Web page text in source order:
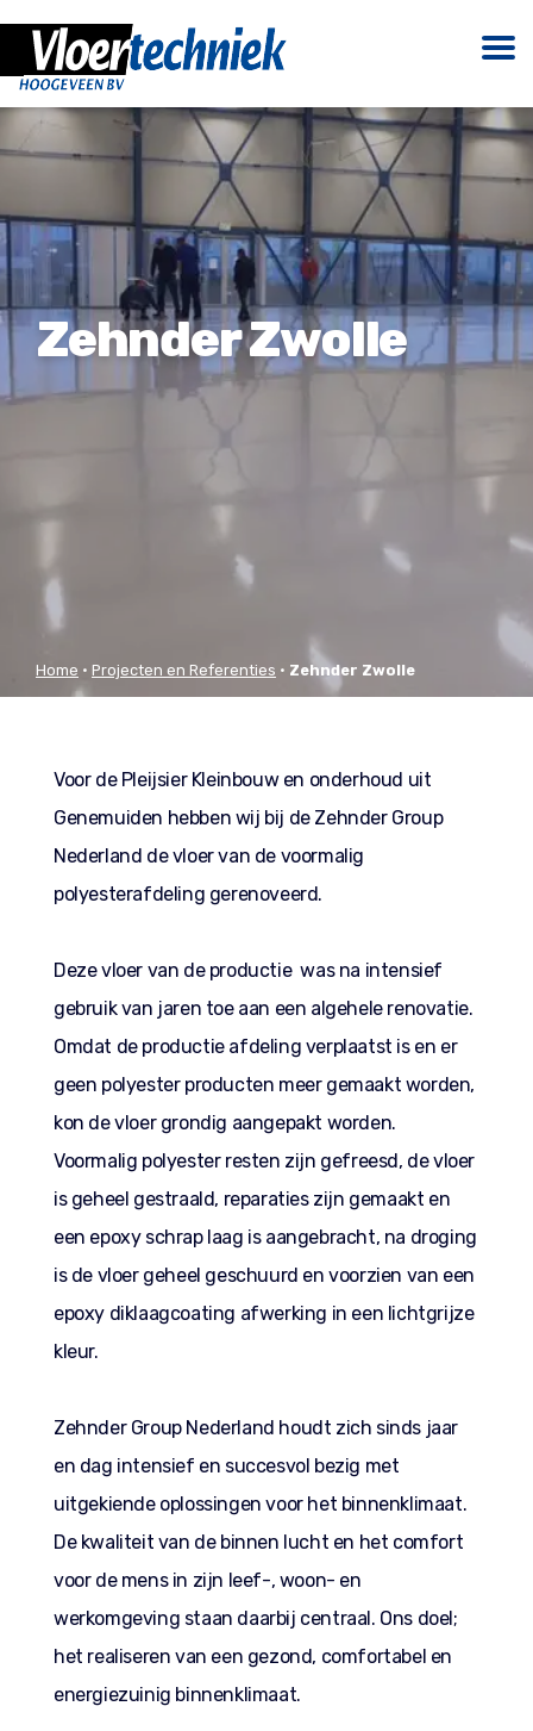
Zehnder Zwolle
Home • Projecten en Referenties • Zehnder Zwolle
Voor de Pleijsier Kleinbouw en onderhoud uit
Genemuiden hebben wij bij de Zehnder Group
Nederland de vloer van de voormalig
polyesterafdeling gerenoveerd.
Deze vloer van de productie was na intensief
gebruik van jaren toe aan een algehele renovatie.
Omdat de productie afdeling verplaatst is en er
geen polyester producten meer gemaakt worden,
kon de vloer grondig aangepakt worden.
Voormalig polyester resten zijn gefreesd, de vloer
is geheel gestraald, reparaties zijn gemaakt en
een epoxy schrap laag is aangebracht, na droging
is de vloer geheel geschuurd en voorzien van een
epoxy diklaagcoating afwerking in een lichtgrijze
kleur.
Zehnder Group Nederland houdt zich sinds jaar
en dag intensief en succesvol bezig met
uitgekiende oplossingen voor het binnenklimaat.
De kwaliteit van de binnen lucht en het comfort
voor de mens in zijn leef-, woon- en
werkomgeving staan daarbij centraal. Ons doel;
het realiseren van een gezond, comfortabel en
energiezuinig binnenklimaat.